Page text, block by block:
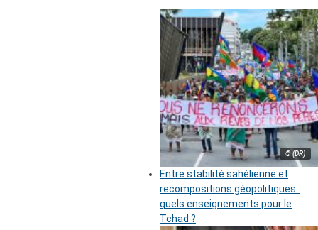
© (DR)
Entre stabilité sahélienne et
recompositions géopolitiques :
quels enseignements pour le
Tchad ?